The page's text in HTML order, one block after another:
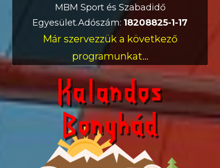
MBM Sport és Szabadidő
Egyesület.Adószám: 18208825-1-17
Már szervezzük a következő
programunkat...